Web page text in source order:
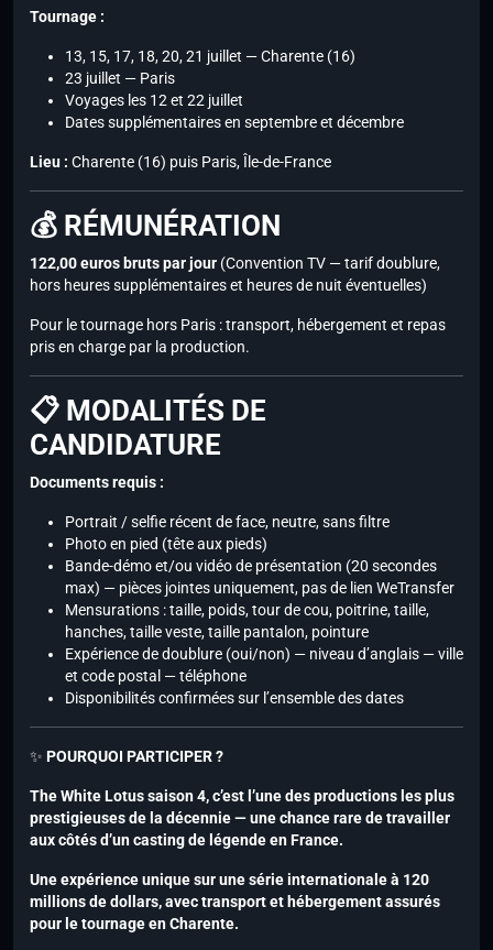
Tournage :
13, 15, 17, 18, 20, 21 juillet — Charente (16)
23 juillet — Paris
Voyages les 12 et 22 juillet
Dates supplémentaires en septembre et décembre
Lieu : Charente (16) puis Paris, Île-de-France
💰 RÉMUNÉRATION
122,00 euros bruts par jour (Convention TV — tarif doublure,
hors heures supplémentaires et heures de nuit éventuelles)
Pour le tournage hors Paris : transport, hébergement et repas
pris en charge par la production.
📋 MODALITÉS DE
CANDIDATURE
Documents requis :
Portrait / selfie récent de face, neutre, sans filtre
Photo en pied (tête aux pieds)
Bande-démo et/ou vidéo de présentation (20 secondes
max) — pièces jointes uniquement, pas de lien WeTransfer
Mensurations : taille, poids, tour de cou, poitrine, taille,
hanches, taille veste, taille pantalon, pointure
Expérience de doublure (oui/non) — niveau d’anglais — ville
et code postal — téléphone
Disponibilités confirmées sur l’ensemble des dates
✨ POURQUOI PARTICIPER ?
The White Lotus saison 4, c’est l’une des productions les plus
prestigieuses de la décennie — une chance rare de travailler
aux côtés d’un casting de légende en France.
Une expérience unique sur une série internationale à 120
millions de dollars, avec transport et hébergement assurés
pour le tournage en Charente.